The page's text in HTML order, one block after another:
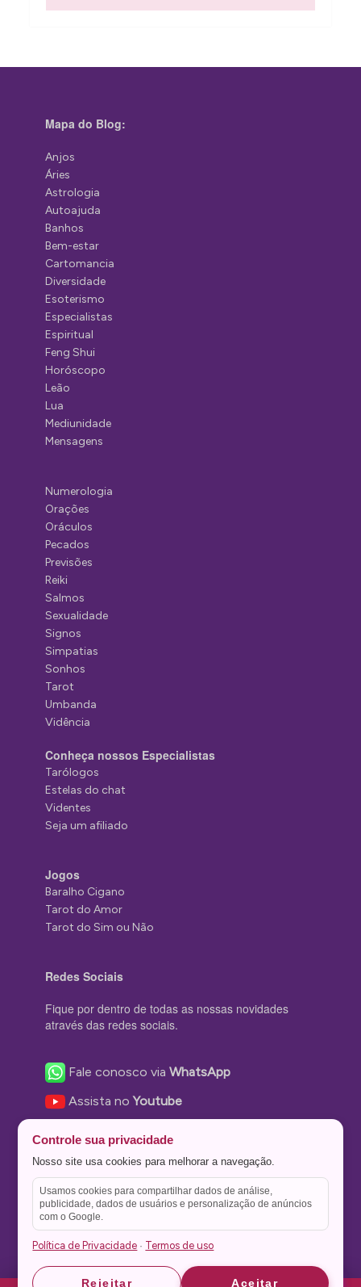
Mapa do Blog:
Anjos
Áries
Astrologia
Autoajuda
Banhos
Bem-estar
Cartomancia
Diversidade
Esoterismo
Especialistas
Espiritual
Feng Shui
Horóscopo
Leão
Lua
Mediunidade
Mensagens
Numerologia
Orações
Oráculos
Pecados
Previsões
Reiki
Salmos
Sexualidade
Signos
Simpatias
Sonhos
Tarot
Umbanda
Vidência
Conheça nossos Especialistas
Tarólogos
Estelas do chat
Videntes
Seja um afiliado
Jogos
Baralho Cigano
Tarot do Amor
Tarot do Sim ou Não
Redes Sociais
Fique por dentro de todas as nossas novidades
através das redes sociais.
Fale conosco viaWhatsApp
Assista noYoutube
Nos siga no Instagram
Nos siga noTwitter
Salve no
Controle sua privacidade
Nosso site usa cookies para melhorar a navegação.
Usamos cookies para compartilhar dados de análise,
publicidade, dados de usuários e personalização de anúncios
com o Google.
Política de Privacidade · Termos de uso
Rejeitar Aceitar